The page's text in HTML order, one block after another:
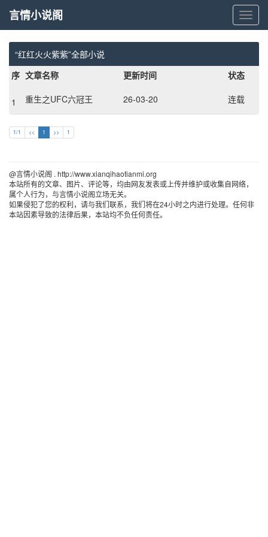
言
情
小
阁
言情小说阁
“红红火火紫紫”全部小说
序 文章名称 更新时间 状态
1 重生之UFC六冠王 26-03-20 连载
1/1 << 1 >> 1
@言情小说阁 . http://www.xianqihaotianmi.org
本站所有的文章、图片、评论等，均由网友发表或上传并维护或收集自网络，
属个人行为，与言情小说阁立场无关。
如果侵犯了您的权利，请与我们联系，我们将在24小时之内进行处理。任何非
本站因素导致的法律后果，本站均不负任何责任。